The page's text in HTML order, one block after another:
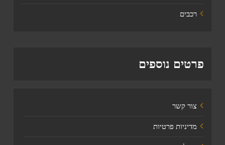
רכבים
פרטים נוספים
צור קשר
מדיניות פרטיות